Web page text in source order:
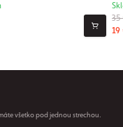
35
19
všetko pod jednou strechou.